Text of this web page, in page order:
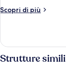
Scopri di più
Altri
Select
Adults
Only
Strutture simili